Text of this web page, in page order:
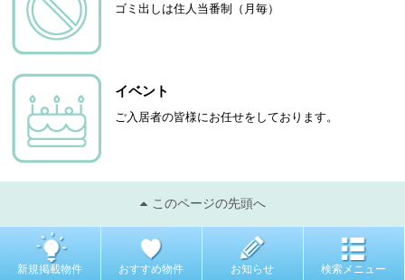
ゴミ出しは住人当番制（月毎）
イベント
ご入居者の皆様にお任せをしております。
このページの先頭へ
新規掲載物件 おすすめ物件 お知らせ 検索メニュー